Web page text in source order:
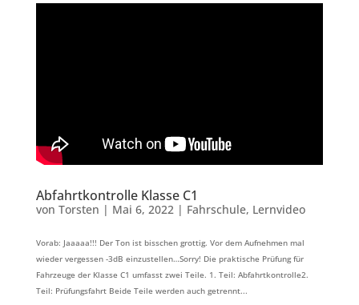
Abfahrtkontrolle Klasse C1
von Torsten | Mai 6, 2022| Fahrschule, Lernvideo
Vorab: Jaaaaa!!! Der Ton ist bisschen grottig. Vor dem Aufnehmen mal
wieder vergessen -3dB einzustellen…Sorry! Die praktische Prüfung für
Fahrzeuge der Klasse C1 umfasst zwei Teile. 1. Teil: Abfahrtkontrolle2.
Teil: Prüfungsfahrt Beide Teile werden auch getrennt...